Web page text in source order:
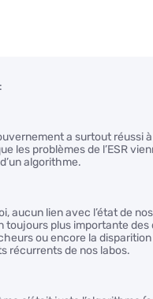
a surtout réussi à
les problèmes de l’ESR
algorithme.
aucun lien avec l’état de
toujours plus importante
ou encore la
récurrents de nos labos.